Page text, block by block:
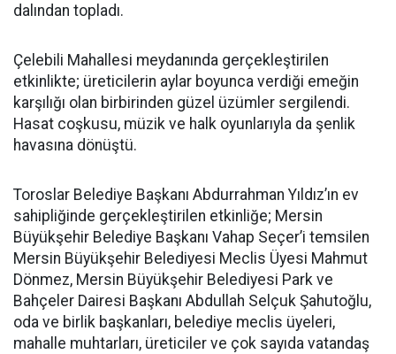
dalından topladı.
Çelebili Mahallesi meydanında gerçekleştirilen
etkinlikte; üreticilerin aylar boyunca verdiği emeğin
karşılığı olan birbirinden güzel üzümler sergilendi.
Hasat coşkusu, müzik ve halk oyunlarıyla da şenlik
havasına dönüştü.
Toroslar Belediye Başkanı Abdurrahman Yıldız’ın ev
sahipliğinde gerçekleştirilen etkinliğe; Mersin
Büyükşehir Belediye Başkanı Vahap Seçer’i temsilen
Mersin Büyükşehir Belediyesi Meclis Üyesi Mahmut
Dönmez, Mersin Büyükşehir Belediyesi Park ve
Bahçeler Dairesi Başkanı Abdullah Selçuk Şahutoğlu,
oda ve birlik başkanları, belediye meclis üyeleri,
mahalle muhtarları, üreticiler ve çok sayıda vatandaş